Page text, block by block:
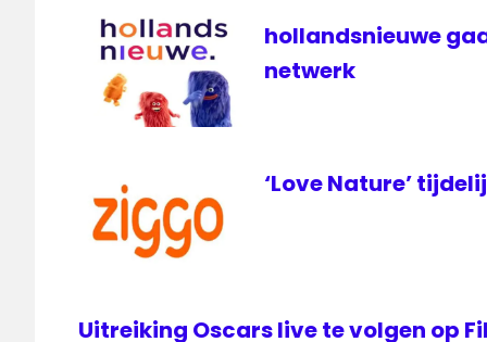
hollandsnieuwe
netwerk
‘Love Nature’
Uitreiking Oscars live te volgen op